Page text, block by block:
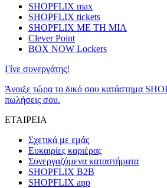
SHOPFLIX max
SHOPFLIX tickets
SHOPFLIX ΜΕ ΤΗ ΜΙΑ
Clever Point
BOX NOW Lockers
Γίνε συνεργάτης!
Άνοιξε τώρα το δικό σου κατάστημα
πωλήσεις σου.
ΕΤΑΙΡΕΙΑ
Σχετικά με εμάς
Ευκαιρίες καριέρας
Συνεργαζόμενα καταστήματα
SHOPFLIX B2B
SHOPFLIX app